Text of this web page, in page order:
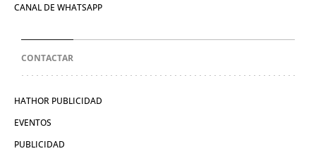
CANAL DE WHATSAPP
CONTACTAR
HATHOR PUBLICIDAD
EVENTOS
PUBLICIDAD